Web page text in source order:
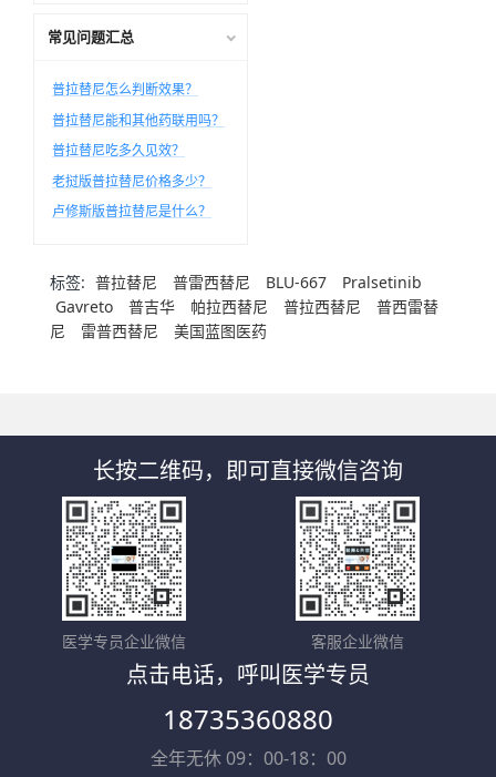
常见问题汇总
普拉替尼怎么判断效果？
普拉替尼能和其他药联用吗？
普拉替尼吃多久见效？
老挝版普拉替尼价格多少？
卢修斯版普拉替尼是什么？
标签: 普拉替尼 普雷西替尼 BLU-667
Pralsetinib
Gavreto
普吉华 帕拉西替尼 普拉西替尼
普西雷替
尼
雷普西替尼 美国蓝图医药
长按二维码，即可直接微信咨询
医学专员企业微信 客服企业微信
点击电话，呼叫医学专员
18735360880
全年无休 09：00-18：00